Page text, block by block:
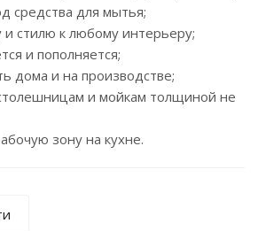
средства для мытья;
стилю к любому интерьеру;
и пополняется;
дома и на производстве;
и мойкам толщиной не
зону на кухне.